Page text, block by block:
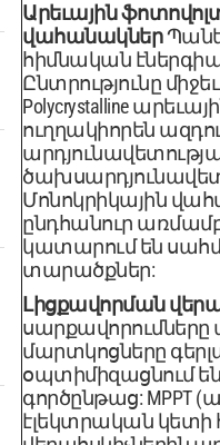
Արեւային
վահանակներ
հիմնական
Ընտրությունը միջեւ
Polycrystalline
ուղղակիորեն
Մոնոկրիկային
ընդհանուր
կատարում են
տարածքներ:
Լիցքավորման
մարտկոցները
օպտիմիզացնում
գործընթաց: MPPT
էլեկտրական կետի